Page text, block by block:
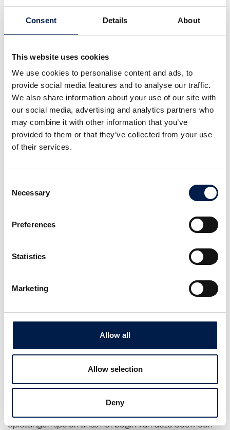
Consent Details About
This website uses cookies
We use cookies to personalise content and ads, to
provide social media features and to analyse our traffic.
We also share information about your use of our site with
our social media, advertising and analytics partners who
may combine it with other information that you’ve
provided to them or that they’ve collected from your use
of their services.
Selection
Necessary
Preferences
Statistics
Marketing
Allow all
Allow selection
Deny
SKU Handling
groeiend aantal SKU's en verminderde opslag in de
slimme oplossingen in distributiecentra. Al deze nieuwe
gemengde dozen hebben één ding gemeen: de
behoefte aan verticaal samenvoegen en sorteren. De
snelheid van ordervrijgavemodules en andere high-end
orderverzameloplossingen vereisen een snelle manier om
oplossingen spelen sinds het begin van deze eeuw een